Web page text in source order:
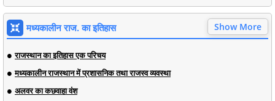
मध्यकालीन राज. का इतिहास Show More
राजस्थान का इतिहास एक परिचय
मध्यकालीन राजस्थान में प्रशासनिक तथा राजस्व व्यवस्था
अलवर का कछवाहा वंश